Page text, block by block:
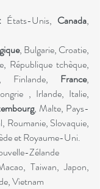
États-Unis, Canada,
, Bulgarie, Croatie,
République tchèque,
Finlande, France,
, Irlande, Italie,
, Malte, Pays-
Roumanie, Slovaquie,
et Royaume-Uni.
Zélande
Taiwan, Japon,
Vietnam